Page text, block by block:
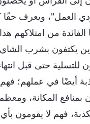
العمل"، ويعرف
من امتلاكهم
يكتفون بشرب
حتى قبل
أيضًا في عملهم؛
المكانة، ومعظم
فهم لا يقومون